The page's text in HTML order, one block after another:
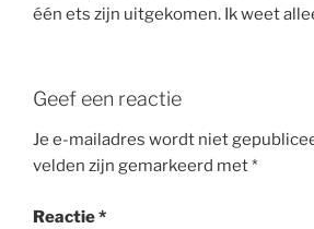
één ets zijn uitgekomen. Ik weet
Geef een reactie
Je e-mailadres wordt niet
velden zijn gemarkeerd met*
Reactie*